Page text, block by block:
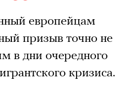
европейцам
призыв точно не
в дни очередного
кризиса.